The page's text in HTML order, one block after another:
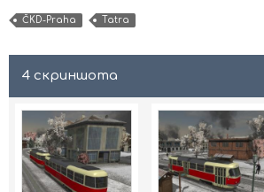
ČKD-Praha Tatra
4 скриншота